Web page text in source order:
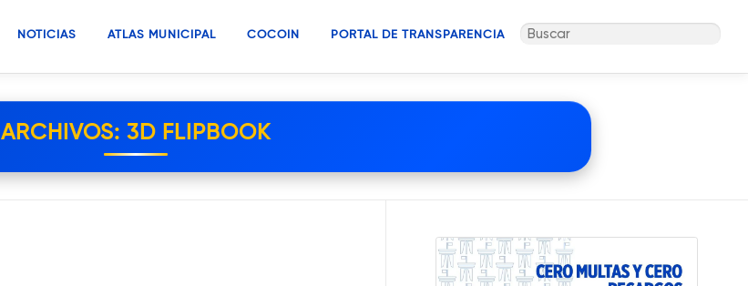
NOTICIAS ATLAS MUNICIPAL COCOIN PORTAL DE TRANSPARENCIA Buscar:
ARCHIVOS: 3D FLIPBOOK